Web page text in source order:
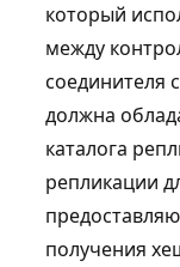
который
между
соединителя
должна
каталога
репликации
получения